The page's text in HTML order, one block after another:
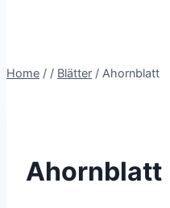
Home / / Blätter / Ahornblatt
Ahornblatt